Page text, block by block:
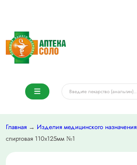
Главная → Изделия медицинского назначения
спиртовая 110х125мм №1